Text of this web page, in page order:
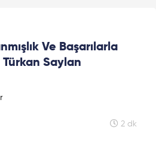
Ve Başarılarla
Saylan
2 dk